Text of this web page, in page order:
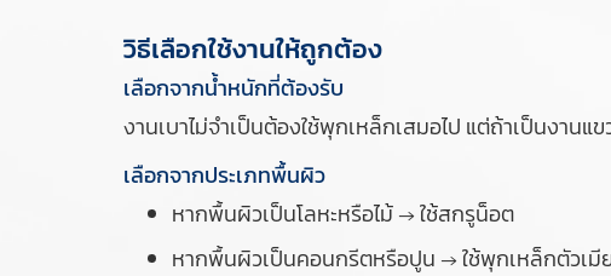
วิธีเลือกใช้งานให้ถูกต้อง
เลือกจากน้ำหนักที่ต้องรับ
งานเบาไม่จำเป็นต้องใช้พุกเหล็กเสมอไป แต่ถ้าเป็นงา
เลือกจากประเภทพื้นผิว
หากพื้นผิวเป็นโลหะหรือไม้ → ใช้สกรูน็อต
หากพื้นผิวเป็นคอนกรีตหรือปูน → ใช้พุกเหล็กตัวเมี